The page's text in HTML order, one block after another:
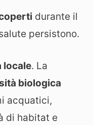
durante il
persistono.
locale. La
biologica
acquatici,
di habitat e